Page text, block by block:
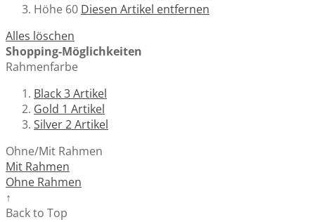
Höhe 60 Diesen Artikel entfernen
Alles löschen
Shopping-Möglichkeiten
Rahmenfarbe
Black3Artikel
Gold 1 Artikel
Silver2Artikel
Ohne/Mit Rahmen
Mit Rahmen
Ohne Rahmen
↑
Back to Top